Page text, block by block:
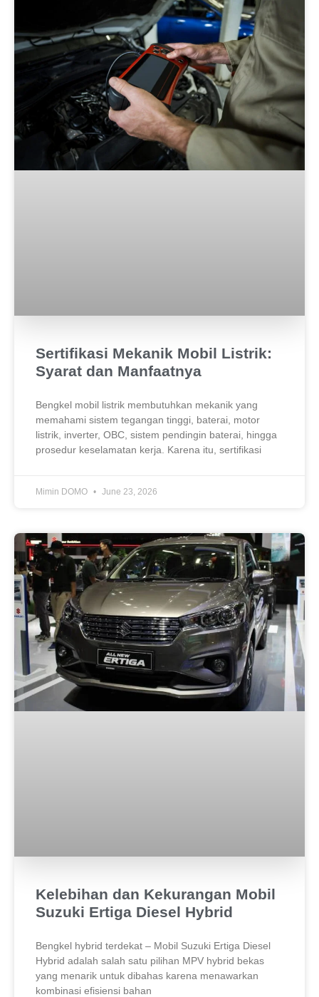
Sertifikasi Mekanik Mobil Listrik:
Syarat dan Manfaatnya
Bengkel mobil listrik membutuhkan mekanik yang
memahami sistem tegangan tinggi, baterai, motor
listrik, inverter, OBC, sistem pendingin baterai, hingga
prosedur keselamatan kerja. Karena itu, sertifikasi
Mimin DOMO June 23, 2026
Kelebihan dan Kekurangan Mobil
Suzuki Ertiga Diesel Hybrid
Bengkel hybrid terdekat – Mobil Suzuki Ertiga Diesel
Hybrid adalah salah satu pilihan MPV hybrid bekas
yang menarik untuk dibahas karena menawarkan
kombinasi efisiensi bahan